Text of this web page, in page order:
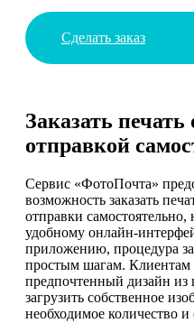
Сделать заказ
Заказать
отправкой
Сервис «ФотоПочта»
возможность заказать
отправки
удобному онлайн-
приложению, процедура
простым шагам. Клиентам
предпочтенный дизайн из
загрузить собственное
необходимое количество и